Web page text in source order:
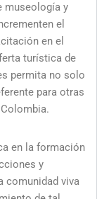
museología y
el
en el
turística de
permita no solo
para otras
en la formación
y
comunidad viva